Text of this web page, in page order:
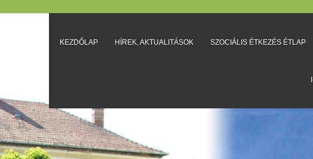
KEZDŐLAP HÍREK, AKTUALITÁSOK SZOCIÁLIS ÉTKEZÉS ÉTLAP